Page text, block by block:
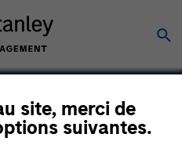
site, merci de
suivantes.